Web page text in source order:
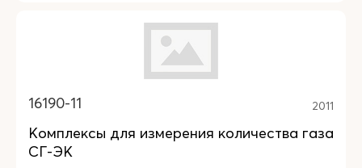
16190-11 2011
Комплексы для измерения количества газа
СГ-ЭК